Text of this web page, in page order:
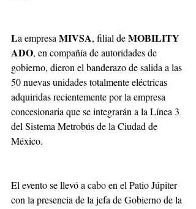
La empresa MIVSA, filial de MOBILITY
ADO, en compañía de autoridades de
gobierno, dieron el banderazo de salida a las
50 nuevas unidades totalmente eléctricas
adquiridas recientemente por la empresa
concesionaria que se integrarán a la Línea 3
del Sistema Metrobús de la Ciudad de
México.
El evento se llevó a cabo en el Patio Júpiter
con la presencia de la jefa de Gobierno de la